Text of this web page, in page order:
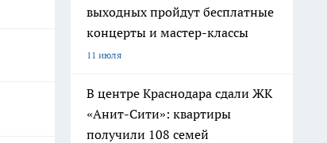
выходных пройдут бесплатные
концерты и мастер-классы
11 июля
В центре Краснодара сдали ЖК
«Анит-Сити»: квартиры
получили 108 семей